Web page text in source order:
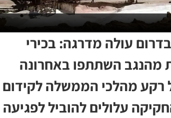
עולה מדרגה: בכירי
מהנגב השתתפו באחרונה
רקע מהלכי הממשלה לקידום
עלולים להוביל לפגיעה